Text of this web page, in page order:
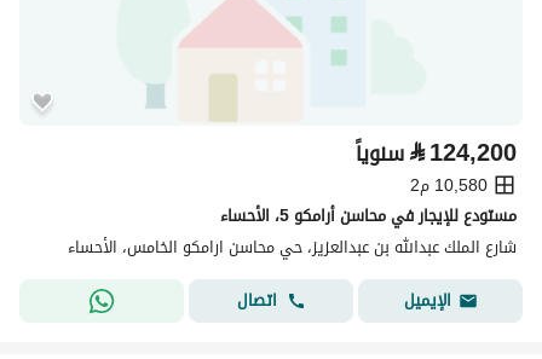
⃁124,200 سنوياً
10,580 م2
مستودع للإيجار في محاسن أرامكو 5، الأحساء
شارع الملك عبدالله بن عبدالعزيز، حي محاسن ارامكو الخامس، الأحساء
الإيميل
اتصال